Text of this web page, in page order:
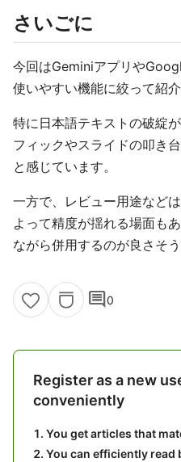
さいごに
今回はGeminiアプリや
使いやすい機能に絞って紹介
特に日本語テキストの破綻
フィックやスライドの叩き
と感じています。
一方で、レビュー用途など
よって精度が揺れる場面も
ながら併用するのが良さそう
comment0
Register as a new
conveniently
You get articles that
You can efficiently